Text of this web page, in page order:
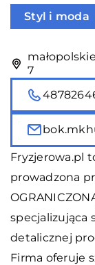
Styl i moda
7
Fryzjerowa.pl
prowadzona
specjalizująca
detalicznej
Firma oferuje